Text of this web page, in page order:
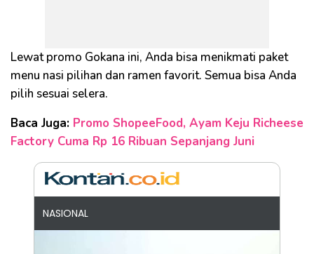
Lewat promo Gokana ini, Anda bisa menikmati paket
menu nasi pilihan dan ramen favorit. Semua bisa Anda
pilih sesuai selera.
Baca Juga: Promo ShopeeFood, Ayam Keju Richeese
Factory Cuma Rp 16 Ribuan Sepanjang Juni
NASIONAL